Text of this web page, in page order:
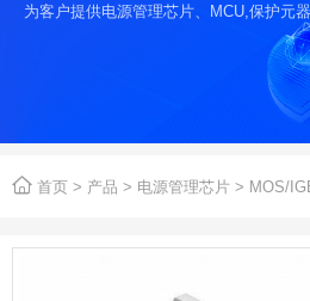
为客户提供电源管理芯片、MCU,保护元
 首页 > 产品 > 电源管理芯片 > MOS/